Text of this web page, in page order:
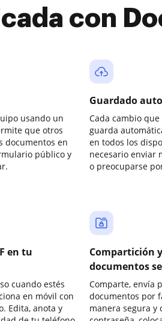
con
usando un
que otros
documentos en
público y
Guardado
Cada cambio
guarda
en todos los
necesario enviar
o preocuparse
en tu
cuando estés
en móvil con
Edita, anota y
Compartición
documentos
Comparte, envía
documentos por
manera segura y